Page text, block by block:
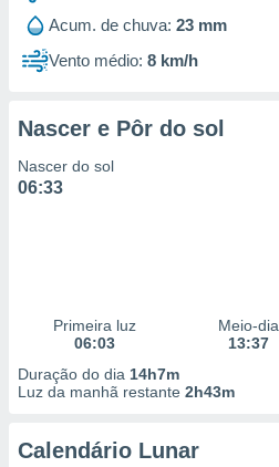
Acum. de chuva: 23 mm
Vento médio: 8 km/h
Nascer e Pôr do sol
Nascer do sol
06:33
Primeira luz
06:03
Meio-dia
13:37
Duração do dia 14h7m
Luz da manhã restante 2h43m
Calendário Lunar